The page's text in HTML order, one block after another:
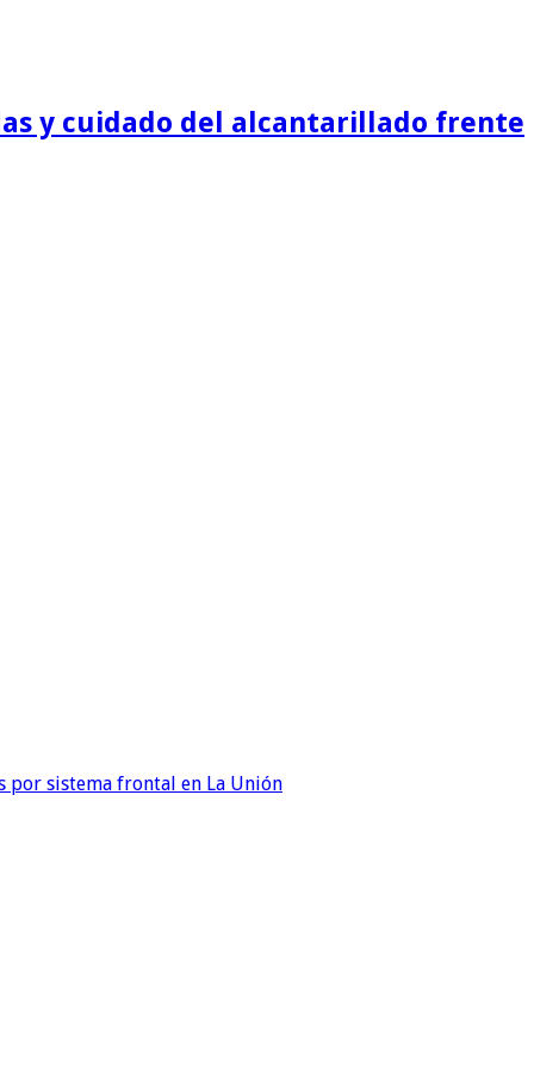
y cuidado del alcantarillado frente
por sistema frontal en La Unión